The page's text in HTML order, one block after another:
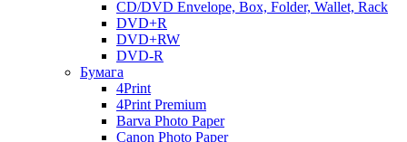
CD/DVD Envelope, Box, Folder, Wallet, Rack
DVD+R
DVD+RW
DVD-R
Бумага
4Print
4Print Premium
Barva Photo Paper
Canon Photo Paper